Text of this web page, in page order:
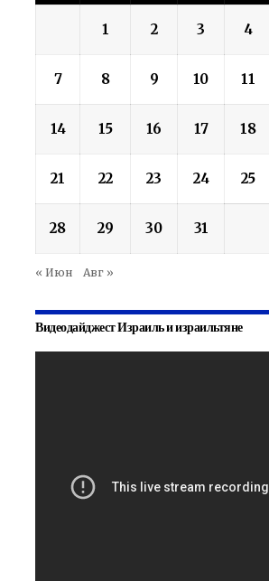
1 2 3 4
7 8 9 10 11
14 15 16 17 18
21 22 23 24 25
28 29 30 31
« Июн Авг »
Видеодайджест Израиль и израильтяне